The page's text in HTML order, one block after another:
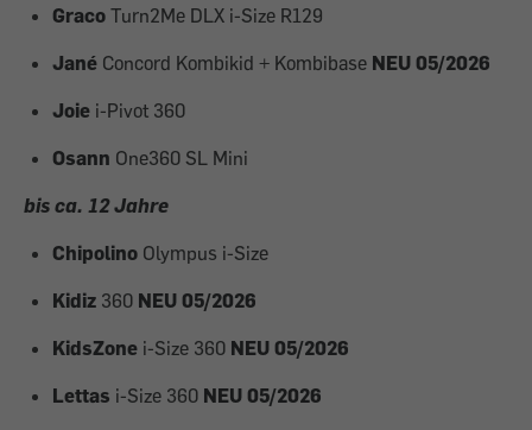
Graco Turn2Me DLX i-Size R129
Jané Concord Kombikid + Kombibase NEU 05/2026
Joie i-Pivot 360
Osann One360 SL Mini
bis ca. 12 Jahre
Chipolino Olympus i-Size
Kidiz 360 NEU 05/2026
KidsZone i-Size 360 NEU 05/2026
Lettas i-Size 360 NEU 05/2026